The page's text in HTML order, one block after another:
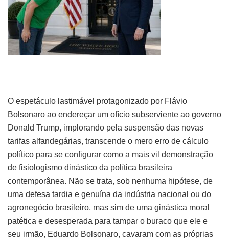
O espetáculo lastimável protagonizado por Flávio
Bolsonaro ao endereçar um ofício subserviente ao governo
Donald Trump, implorando pela suspensão das novas
tarifas alfandegárias, transcende o mero erro de cálculo
político para se configurar como a mais vil demonstração
de fisiologismo dinástico da política brasileira
contemporânea. Não se trata, sob nenhuma hipótese, de
uma defesa tardia e genuína da indústria nacional ou do
agronegócio brasileiro, mas sim de uma ginástica moral
patética e desesperada para tampar o buraco que ele e
seu irmão, Eduardo Bolsonaro, cavaram com as próprias